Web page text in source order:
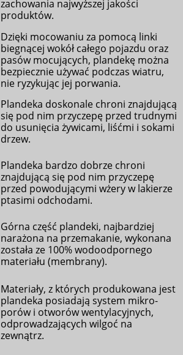
zachowania najwyższej jakości
produktów.
Dzięki mocowaniu za pomocą linki
biegnącej wokół całego pojazdu oraz
pasów mocujących, plandekę można
bezpiecznie używać podczas wiatru,
nie ryzykując jej porwania.
Plandeka doskonale chroni znajdującą
się pod nim przyczepę przed trudnymi
do usunięcia żywicami, liśćmi i sokami
drzew.
Plandeka bardzo dobrze chroni
znajdującą się pod nim przyczepę
przed powodującymi wżery w lakierze
ptasimi odchodami.
Górna część plandeki, najbardziej
narażona na przemakanie, wykonana
została ze 100% wodoodpornego
materiału (membrany).
Materiały, z których produkowana jest
plandeka posiadają system mikro-
porów i otworów wentylacyjnych,
odprowadzających wilgoć na
zewnątrz.